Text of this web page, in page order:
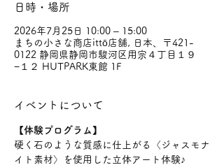
日時・場所
2026年7月25日 10:00 – 15:00
まちの小さな商店ittō店舗, 日本、〒421-
0122 静岡県静岡市駿河区用宗４丁目１９
−１２ HUTPARK東館 1F
イベントについて
【体験プログラム】
硬く石のような質感に仕上がる〈ジャスモナ
イト素材〉を使用した立体アート体験♪